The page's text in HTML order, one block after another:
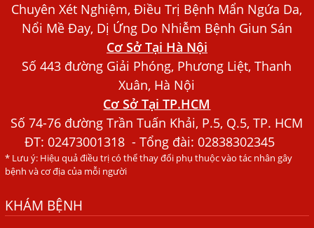
Bác sĩ Nguyễn Ngọc Ánh Phòng Khám Ánh Nga Đề Tài
Nghiên Cứu Khoa
Xét Nghiệm Giun Sán Gồm Những Loại Nào? Chi Phí Bao
Người Đàn Ông Phát Ban Mẩn Đỏ Khắp Người, Sau Ba
Tháng Mới Tìm Ra Nguyên Nhân
Đau Mắt Đỏ, Nguyên Nhân Và Cách Điều Trị
HÀ NỘI – PHÁT BAN MẨN ĐỎ KHẮP NGƯỜI, ĐI KHÁM
Ăn hải sản sống, coi chừng nhiễm giun sán
Chuyên Xét Nghiệm, Điều Trị Bệnh Mẩn Ngứa Da,
Nổi Mề Đay, Dị Ứng Do Nhiễm Bệnh Giun Sán
Cơ Sở Tại Hà Nội
Số 443 đường Giải Phóng, Phương Liệt, Thanh
Xuân, Hà Nội
Cơ Sở Tại TP.HCM
Số 74-76 đường Trần Tuấn Khải, P.5, Q.5, TP. HCM
ĐT:02473001318 - Tổng đài: 02838302345
* Lưu ý: Hiệu quả điều trị có thể thay đổi phụ thuộc vào tác nhân gây
bệnh và cơ địa của mỗi người
KHÁM BỆNH